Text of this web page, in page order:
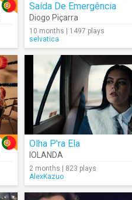
Saída De Emergência
Diogo Piçarra
10 months | 1497 plays
selvatica
Olha P'ra Ela
IOLANDA
2 months | 823 plays
AlexKazuo